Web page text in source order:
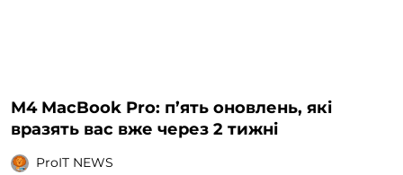
M4 MacBook Pro: п’ять оновлень, які
вразять вас вже через 2 тижні
ProIT NEWS